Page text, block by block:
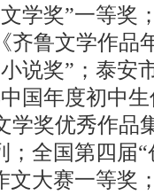
学奖”一等奖
齐鲁文学作品
说奖”；泰安
国年度初中
学奖优秀作品
；全国第四届
文大赛一等奖